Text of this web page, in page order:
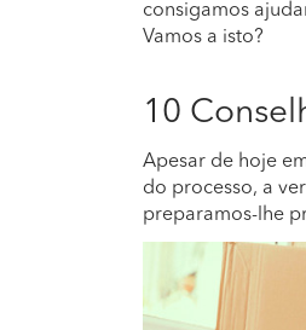
consigamos
Vamos a isto?
10
Apesar de hoje
do processo, a
preparamos-lhe